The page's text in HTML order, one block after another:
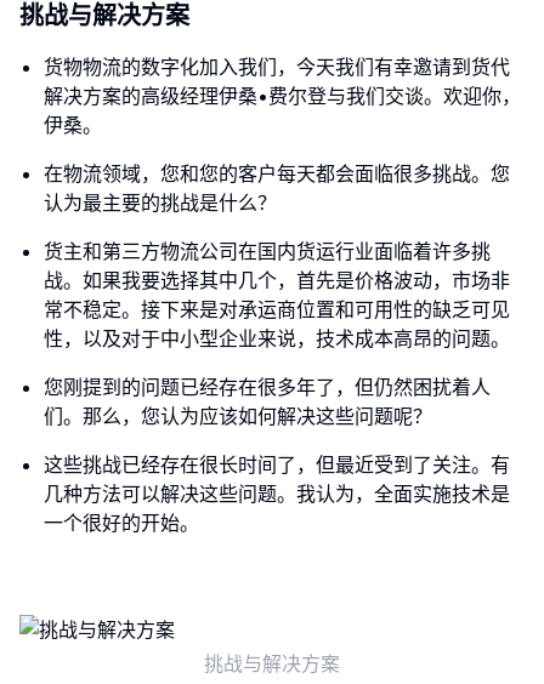
挑战与解决方案
货物物流的数字化加入我们，今天我们有幸邀请到货代
解决方案的高级经理伊桑•费尔登与我们交谈。欢迎你，
伊桑。
在物流领域，您和您的客户每天都会面临很多挑战。您
认为最主要的挑战是什么？
货主和第三方物流公司在国内货运行业面临着许多挑
战。如果我要选择其中几个，首先是价格波动，市场非
常不稳定。接下来是对承运商位置和可用性的缺乏可见
性，以及对于中小型企业来说，技术成本高昂的问题。
您刚提到的问题已经存在很多年了，但仍然困扰着人
们。那么，您认为应该如何解决这些问题呢？
这些挑战已经存在很长时间了，但最近受到了关注。有
几种方法可以解决这些问题。我认为，全面实施技术是
一个很好的开始。
挑战与解决方案